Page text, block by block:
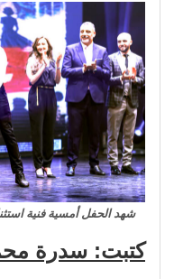
شهد الحفل أمسية فنية
كتبت: سدرة